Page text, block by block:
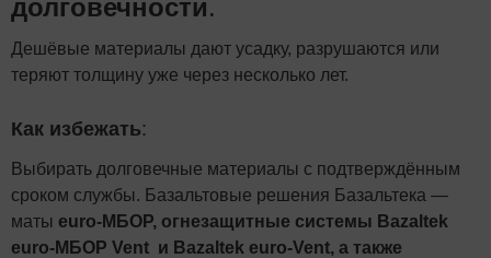
долговечности.
Дешёвые материалы дают усадку, разрушаются или
теряют толщину уже через несколько лет.
Как избежать:
Выбирать долговечные материалы с подтверждённым
сроком службы. Базальтовые решения Базальтека —
маты еuro-МБОР, огнезащитные системы Bazaltek
euro-МБОР Vent и Bazaltek euro-Vent, а также